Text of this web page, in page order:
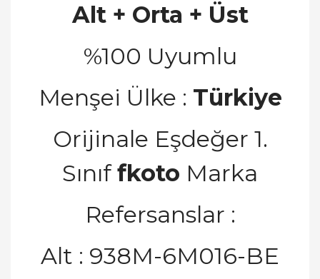
Alt + Orta + Üst
%100 Uyumlu
Menşei Ülke : Türkiye
Orijinale Eşdeğer 1.
Sınıffkoto Marka
Refersanslar :
Alt : 938M-6M016-BE